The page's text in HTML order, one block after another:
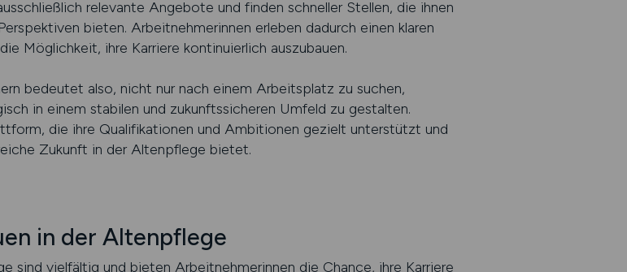
relevante Angebote und finden schneller Stellen, die ihnen
bieten. Arbeitnehmerinnen erleben dadurch einen klaren
Möglichkeit, ihre Karriere kontinuierlich auszubauen.
bedeutet also, nicht nur nach einem Arbeitsplatz zu suchen,
in einem stabilen und zukunftssicheren Umfeld zu gestalten.
die ihre Qualifikationen und Ambitionen gezielt unterstützt und
Zukunft in der Altenpflege bietet.
in der Altenpflege
sind vielfältig und bieten Arbeitnehmerinnen die Chance, ihre Karriere